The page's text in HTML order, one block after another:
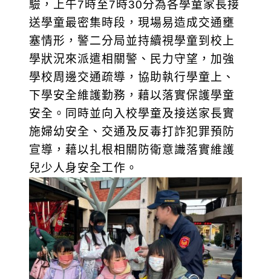
驗，上午7時至7時30分為各學童家長接
送學童最密集時段，現場易造成交通壅
塞情形，警二分局並持續視學童到校上
學狀況來派遣相關警、民力守望，加強
學校周邊交通疏導，協助執行學童上、
下學安全維護勤務，藉以落實保護學童
安全。同時並向入校學童及接送家長實
施婦幼安全、交通及反毒打詐犯罪預防
宣導，藉以扎根相關防衛意識落實維護
兒少人身安全工作。